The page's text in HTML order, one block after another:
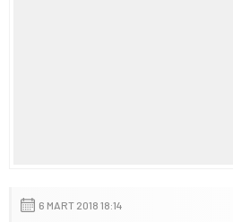
6 MART 2018 18:14